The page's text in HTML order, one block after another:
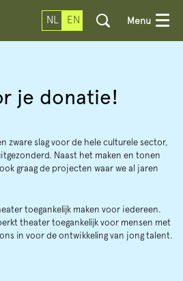
NL EN Menu
je donatie!
zware slag voor de hele culturele sector,
Naast het maken en tonen
graag de projecten waar we al jaren
toegankelijk maken voor iedereen.
theater toegankelijk voor mensen met
in voor de ontwikkeling van jong talent.